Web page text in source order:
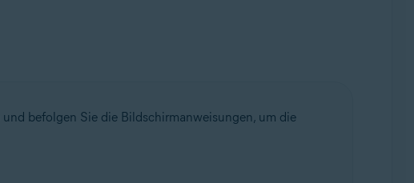
und befolgen Sie die Bildschirmanweisungen, um die